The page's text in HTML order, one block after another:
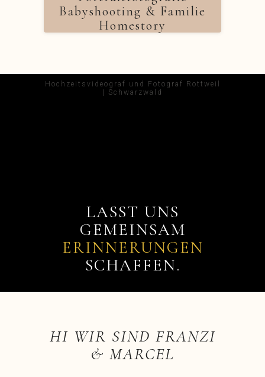
Babyshooting & Familie
Homestory
Hochzeitsvideograf und Fotograf Rottweil
| Schwarzwald
LASST UNS
GEMEINSAM
ERINNERUNGEN
SCHAFFEN.
HI WIR SIND FRANZI
& MARCEL